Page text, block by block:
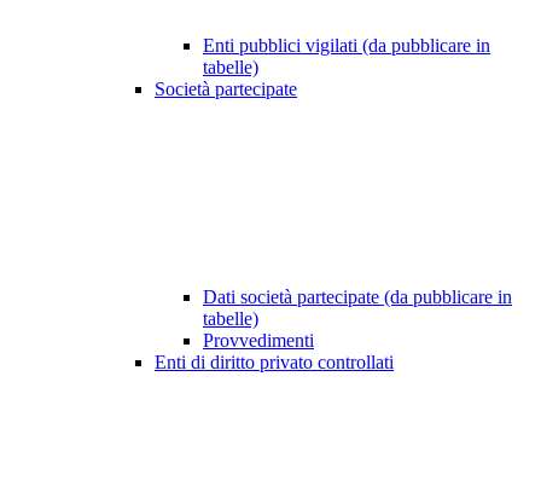
Enti pubblici vigilati (da pubblicare in
tabelle)
Società partecipate
Dati società partecipate (da pubblicare in
tabelle)
Provvedimenti
Enti di diritto privato controllati